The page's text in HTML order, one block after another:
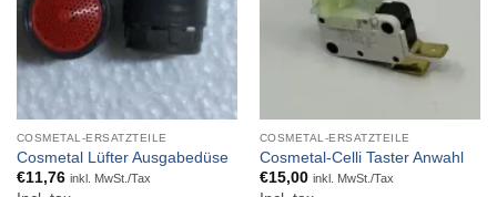
COSMETAL-ERSATZTEILE
Cosmetal Lüfter Ausgabedüse
€11,76 inkl. MwSt./Tax
COSMETAL-ERSATZTEILE
Cosmetal-Celli Taster Anwahl
€15,00 inkl. MwSt./Tax